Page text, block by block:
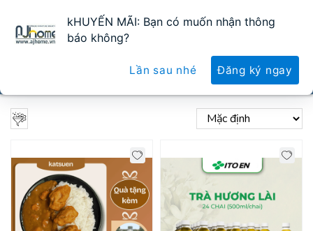
kHUYẾN MÃI: Bạn có muốn nhận thông
báo không?
Đăng ký ngay
Lần sau nhé